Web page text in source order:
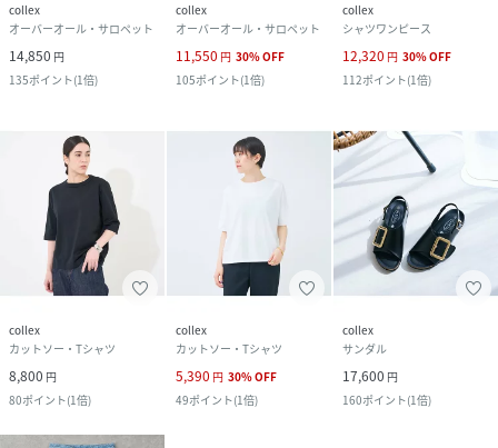
collex
オーバーオール・サロペット
14,850 円
135ポイント(1倍)
collex
オーバーオール・サロペット
11,550 円 30%OFF
105ポイント(1倍)
collex
シャツワンピース
12,320 円 30%OFF
112ポイント(1倍)
collex
カットソー・Tシャツ
8,800 円
80ポイント(1倍)
collex
カットソー・Tシャツ
5,390 円 30%OFF
49ポイント(1倍)
collex
サンダル
17,600 円
160ポイント(1倍)